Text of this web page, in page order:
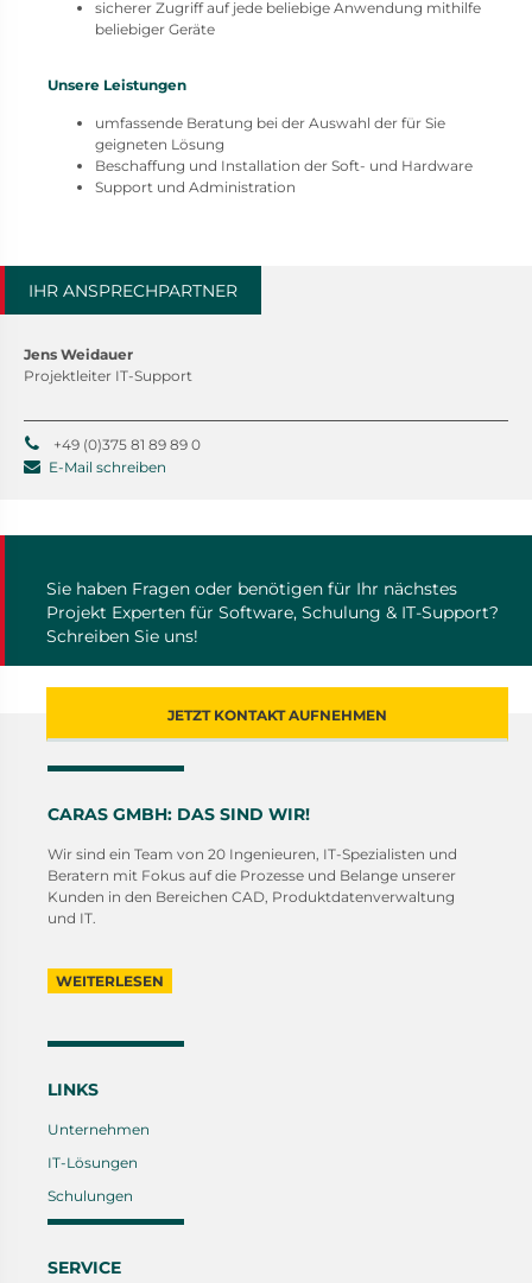
sicherer Zugriff auf jede beliebige Anwendung mithilfe
beliebiger Geräte
Unsere Leistungen
umfassende Beratung bei der Auswahl der für Sie
geigneten Lösung
Beschaffung und Installation der Soft- und Hardware
Support und Administration
IHR ANSPRECHPARTNER
Jens Weidauer
Projektleiter IT-Support
+49 (0)375 81 89 89 0
E-Mail schreiben
Sie haben Fragen oder benötigen für Ihr nächstes
Projekt Experten für Software, Schulung & IT-Support?
Schreiben Sie uns!
JETZT KONTAKT AUFNEHMEN
CARAS GMBH: DAS SIND WIR!
Wir sind ein Team von 20 Ingenieuren, IT-Spezialisten und
Beratern mit Fokus auf die Prozesse und Belange unserer
Kunden in den Bereichen CAD, Produktdatenverwaltung
und IT.
WEITERLESEN
LINKS
Unternehmen
IT-Lösungen
Schulungen
SERVICE